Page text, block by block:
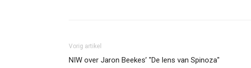
Vorig artikel
NIW over Jaron Beekes’ "De lens van Spinoza"